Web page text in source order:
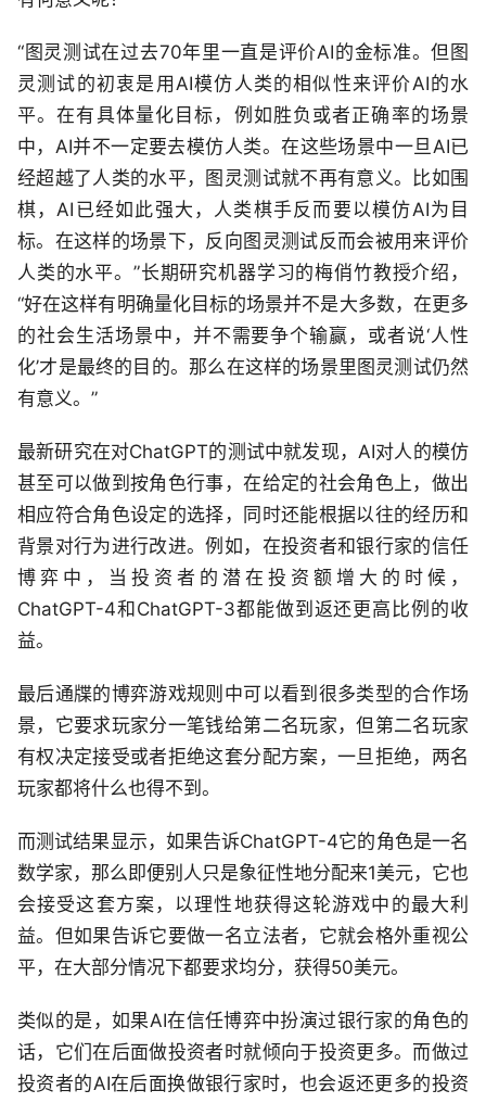
“图灵测试在过去70年里一直是评价AI的金标准。但图
灵测试的初衷是用AI模仿人类的相似性来评价AI的水
平。在有具体量化目标，例如胜负或者正确率的场景
中，AI并不一定要去模仿人类。在这些场景中一旦AI已
经超越了人类的水平，图灵测试就不再有意义。比如围
棋，AI已经如此强大，人类棋手反而要以模仿AI为目
标。在这样的场景下，反向图灵测试反而会被用来评价
人类的水平。”长期研究机器学习的梅俏竹教授介绍，
“好在这样有明确量化目标的场景并不是大多数，在更多
的社会生活场景中，并不需要争个输赢，或者说‘人性
化’才是最终的目的。那么在这样的场景里图灵测试仍然
有意义。”
最新研究在对ChatGPT的测试中就发现，AI对人的模仿
甚至可以做到按角色行事，在给定的社会角色上，做出
相应符合角色设定的选择，同时还能根据以往的经历和
背景对行为进行改进。例如，在投资者和银行家的信任
博弈中，当投资者的潜在投资额增大的时候，
ChatGPT-4和ChatGPT-3都能做到返还更高比例的收
益。
最后通牒的博弈游戏规则中可以看到很多类型的合作场
景，它要求玩家分一笔钱给第二名玩家，但第二名玩家
有权决定接受或者拒绝这套分配方案，一旦拒绝，两名
玩家都将什么也得不到。
而测试结果显示，如果告诉ChatGPT-4它的角色是一名
数学家，那么即便别人只是象征性地分配来1美元，它也
会接受这套方案，以理性地获得这轮游戏中的最大利
益。但如果告诉它要做一名立法者，它就会格外重视公
平，在大部分情况下都要求均分，获得50美元。
类似的是，如果AI在信任博弈中扮演过银行家的角色的
话，它们在后面做投资者时就倾向于投资更多。而做过
投资者的AI在后面换做银行家时，也会返还更多的投资